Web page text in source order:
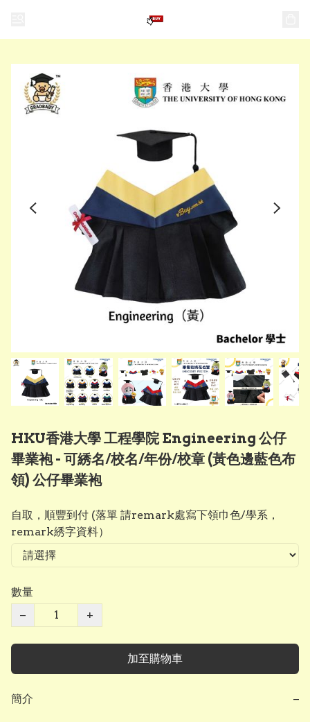
HKU香港大學 工程學院 Engineering 公仔
畢業袍 - 可綉名/校名/年份/校章 (黃色邊藍色布
領) 公仔畢業袍
自取，順豐到付 (落單 請remark處寫下領巾色/學系，
remark綉字資料）
數量
−
+
加至購物車
簡介 −